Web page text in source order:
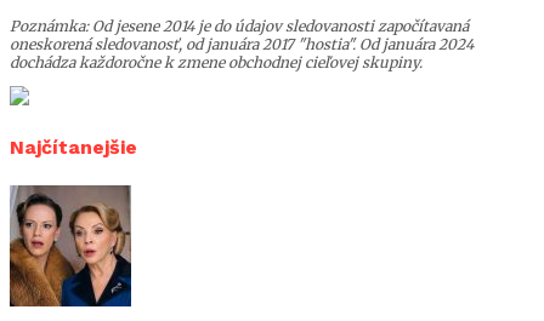
Poznámka: Od jesene 2014 je do údajov sledovanosti započítavaná
oneskorená sledovanosť, od januára 2017 "hostia". Od januára 2024
dochádza každoročne k zmene obchodnej cieľovej skupiny.
Najčítanejšie